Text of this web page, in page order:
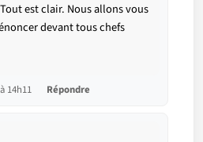
est clair. Nous allons vous
devant tous chefs
14h11 Répondre